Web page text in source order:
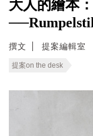
大人的繪本
撰文 提案編輯室
提案on the desk